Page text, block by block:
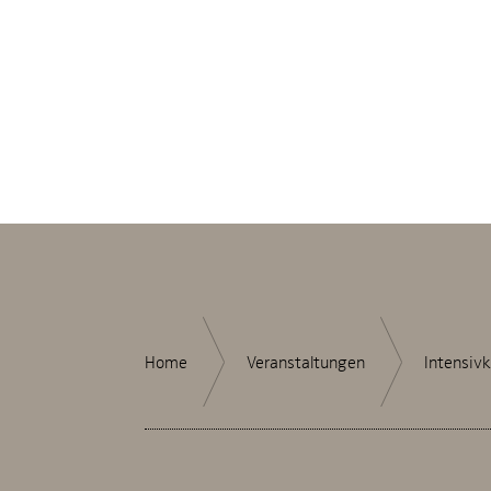
Home Veranstaltungen